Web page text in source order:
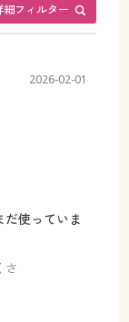
細フィルター
2026-02-01
使っていま
さ